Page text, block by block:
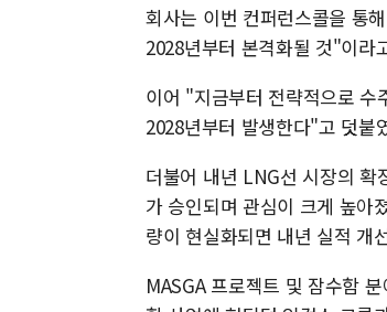
회사는 이번 컨퍼런스콜을 통
2028년부터 본격화될 것"이라
이어 "지금부터 전략적으로 수
2028년부터 발생한다"고 덧붙
더불어 내년 LNG선 시장의
가 승인되며 관심이 크게 높아
량이 현실화되면 내년 실적 개
MASGA 프로젝트 및 잠수함